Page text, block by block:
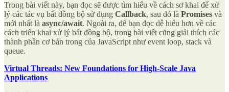
Trong bài viết này, bạn đọc sẽ được tìm hiểu về cách sơ khai để xử
lý các tác vụ bất đồng bộ sử dụng Callback, sau đó là Promises và
mới nhất là async/await. Ngoài ra, để bạn đọc dễ hiểu hơn về các
cách triển khai xử lý bất đồng bộ, trong bài viết cũng giải thích các
thành phần cơ bản trong của JavaScript như event loop, stack và
queue.
Virtual Threads: New Foundations for High-Scale Java
Applications